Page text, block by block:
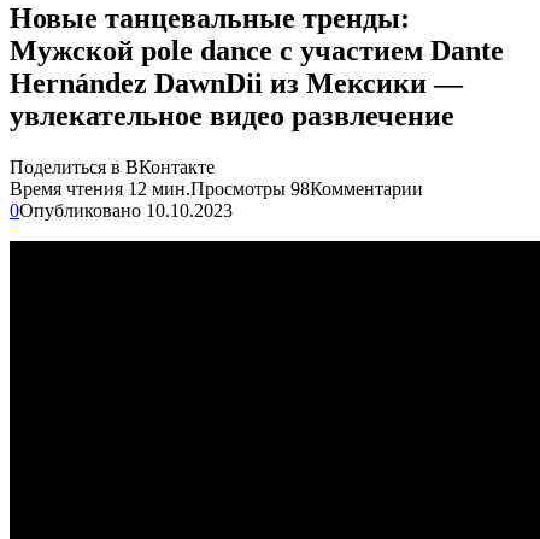
Новые танцевальные тренды:
Мужской pole dance с участием Dante
Hernández DawnDii из Мексики —
увлекательное видео развлечение
Поделиться в ВКонтакте
Время чтения 12 мин.Просмотры 98Комментарии
0Опубликовано 10.10.2023